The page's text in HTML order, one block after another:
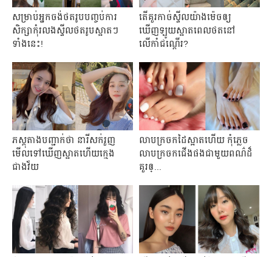
សម្រាប់អ្នកចង់ថតរូបបញ្ចប់ការ
សិក្សាកុំរលងស្ទីលថតរូបស្អាតៗ
ទាំងនេះ!
តើគួរកាច់ស្ទីលយ៉ាងម៉េចឲ្យ
ឃើញឡូយស្អាតពេលថតនៅ
លើកាំជណ្តើរ?
ភស្តុតាងបញ្ជាក់ថា នារីសក់រួញ
មើលទៅឃើញស្អាតហើយក្មេង
ជាងវ័យ
លាប​ក្រចក​ដៃ​ស្អាត​ហើយ កុំ​ភ្លេច​
លាប​ក្រចក​ជើង​ផង​ជា​មួយ​ពណ៌​ដ៏​
គួរ​ឲ្...